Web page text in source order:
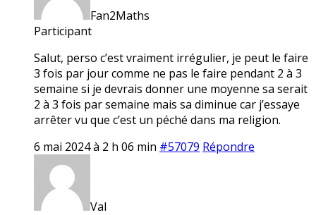
Fan2Maths
Participant
Salut, perso c’est vraiment irrégulier, je peut le faire
3 fois par jour comme ne pas le faire pendant 2 à 3
semaine si je devrais donner une moyenne sa serait
2 à 3 fois par semaine mais sa diminue car j’essaye
arrêter vu que c’est un péché dans ma religion.
6 mai 2024 à 2 h 06 min #57079 Répondre
Val